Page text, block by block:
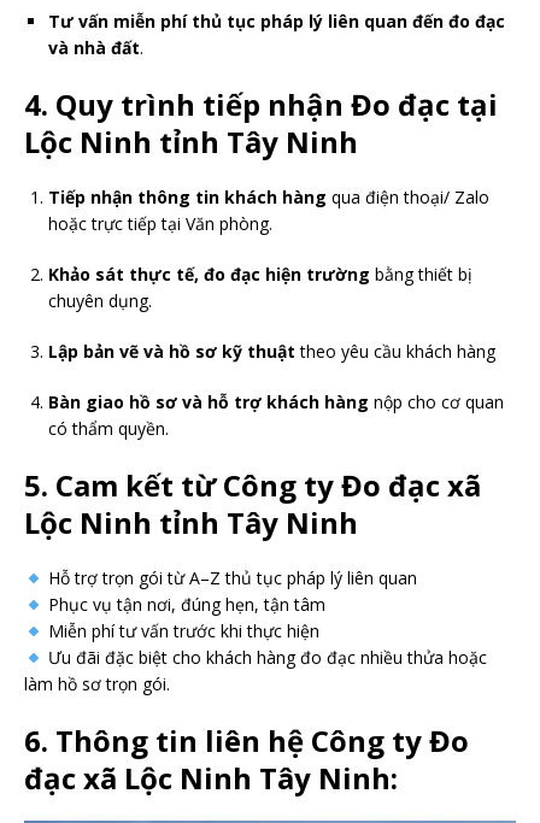
Tư vấn miễn phí thủ tục pháp lý liên quan đến đo đạc
và nhà đất.
4. Quy trình tiếp nhận Đo đạc tại
Lộc Ninh tỉnh Tây Ninh
Tiếp nhận thông tin khách hàng qua điện thoại/ Zalo
hoặc trực tiếp tại Văn phòng.
Khảo sát thực tế, đo đạc hiện trường bằng thiết bị
chuyên dụng.
Lập bản vẽ và hồ sơ kỹ thuật theo yêu cầu khách hàng
Bàn giao hồ sơ và hỗ trợ khách hàng nộp cho cơ quan
có thẩm quyền.
5. Cam kết từ Công ty Đo đạc xã
Lộc Ninh tỉnh Tây Ninh
Hỗ trợ trọn gói từ A–Z thủ tục pháp lý liên quan
Phục vụ tận nơi, đúng hẹn, tận tâm
Miễn phí tư vấn trước khi thực hiện
Ưu đãi đặc biệt cho khách hàng đo đạc nhiều thửa hoặc
làm hồ sơ trọn gói.
6. Thông tin liên hệ Công ty Đo
đạc xã Lộc Ninh Tây Ninh: